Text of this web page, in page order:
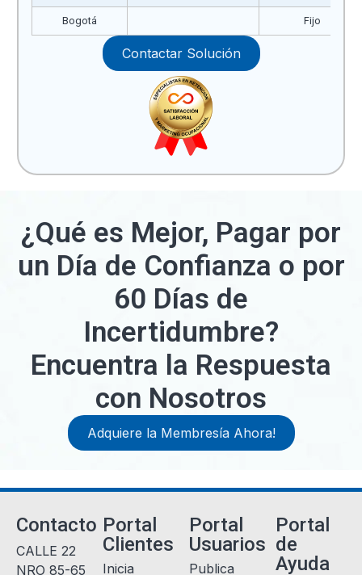
Bogotá Fijo
Contactar Solución
¿Qué es Mejor, Pagar por
un Día de Confianza o por
60 Días de
Incertidumbre?
Encuentra la Respuesta
con Nosotros
Adquiere la Membresía Ahora!
Contacto
CALLE 22
NRO 85-65
Portal
Clientes
Inicia
Portal
Usuarios
Publica
Portal
de
Ayuda